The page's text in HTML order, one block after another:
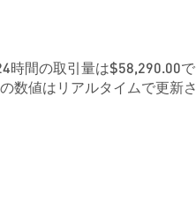
時間の取引量は$58,290.00で
数値はリアルタイムで更新さ